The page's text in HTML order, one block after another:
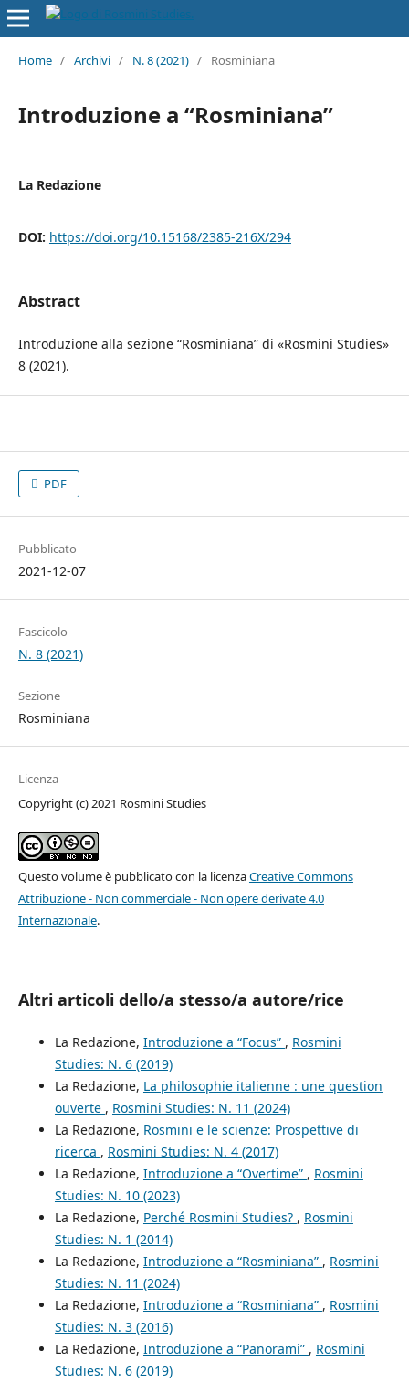
Home / Archivi / N. 8 (2021) / Rosminiana
Introduzione a “Rosminiana”
La Redazione
DOI: https://doi.org/10.15168/2385-216X/294
Abstract
Introduzione alla sezione “Rosminiana” di «Rosmini Studies»
8 (2021).
PDF
Pubblicato
2021-12-07
Fascicolo
N. 8 (2021)
Sezione
Rosminiana
Licenza
Copyright (c) 2021 Rosmini Studies
Questo volume è pubblicato con la licenzaCreative Commons
Attribuzione - Non commerciale - Non opere derivate 4.0
Internazionale.
Altri articoli dello/a stesso/a autore/rice
La Redazione, Introduzione a “Focus” , Rosmini
Studies: N. 6 (2019)
La Redazione, La philosophie italienne : une question
ouverte , Rosmini Studies: N. 11 (2024)
La Redazione, Rosmini e le scienze: Prospettive di
ricerca , Rosmini Studies: N. 4 (2017)
La Redazione, Introduzione a “Overtime” , Rosmini
Studies: N. 10 (2023)
La Redazione, Perché Rosmini Studies? , Rosmini
Studies: N. 1 (2014)
La Redazione, Introduzione a “Rosminiana” , Rosmini
Studies: N. 11 (2024)
La Redazione, Introduzione a “Rosminiana” , Rosmini
Studies: N. 3 (2016)
La Redazione, Introduzione a “Panorami” , Rosmini
Studies: N. 6 (2019)